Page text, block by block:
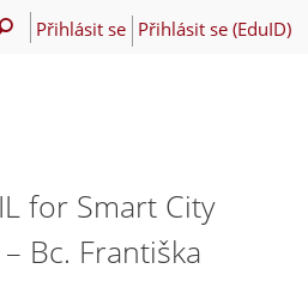
Přihlásit se Přihlásit se (EduID)
for Smart City
Bc. Františka